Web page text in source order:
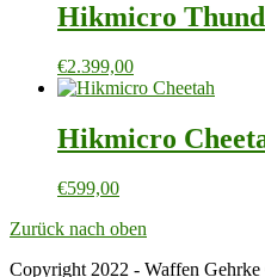
Hikmicro
€2.399,00
Hikmicro
€599,00
Zurück nach oben
Copyright 2022 - Waffen